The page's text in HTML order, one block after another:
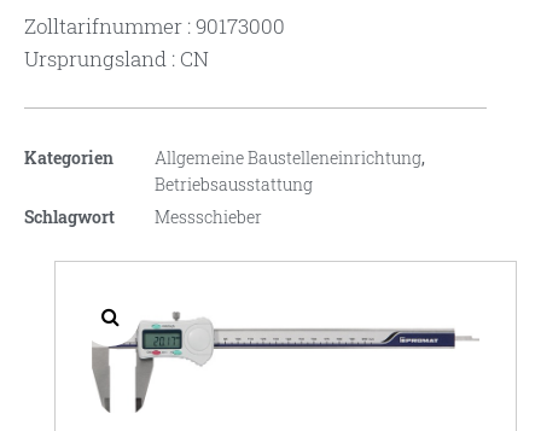
Zolltarifnummer : 90173000
Ursprungsland : CN
Kategorien Allgemeine Baustelleneinrichtung,
Betriebsausstattung
Schlagwort
Messschieber